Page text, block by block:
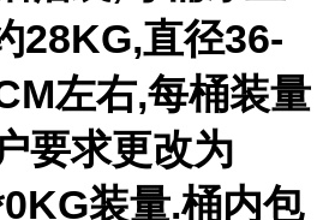
28KG,直径36-
左右,每桶装量
要求更改为
装量.桶内包